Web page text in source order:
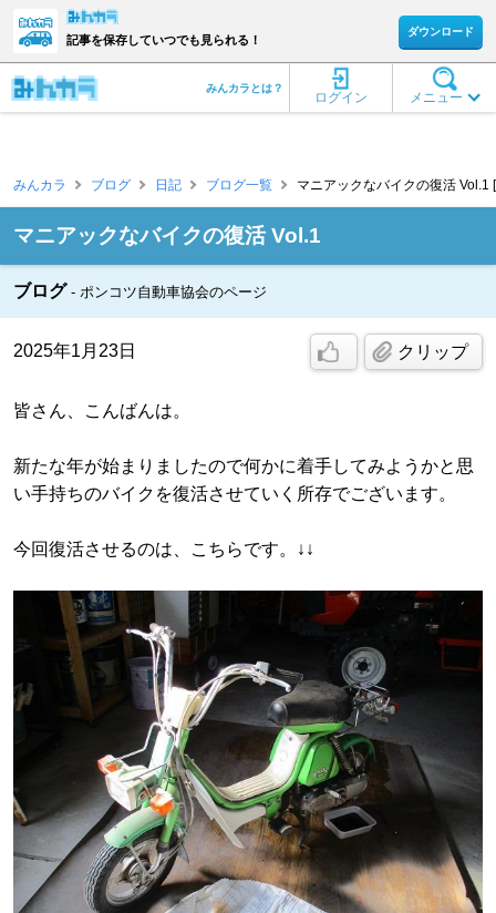
記事を保存していつでも見られる！
ダウンロード
メニュー
ログイン
みんカラとは？
みんカラ ブログ 日記 ブログ一覧 マニアックなバイクの復活 Vol.1
マニアックなバイクの復活 Vol.1
ブログ ポンコツ自動車協会のページ
2025年1月23日 クリップ
皆さん、こんばんは。
新たな年が始まりましたので何かに着手してみようかと思
い手持ちのバイクを復活させていく所存でございます。
今回復活させるのは、こちらです。↓↓